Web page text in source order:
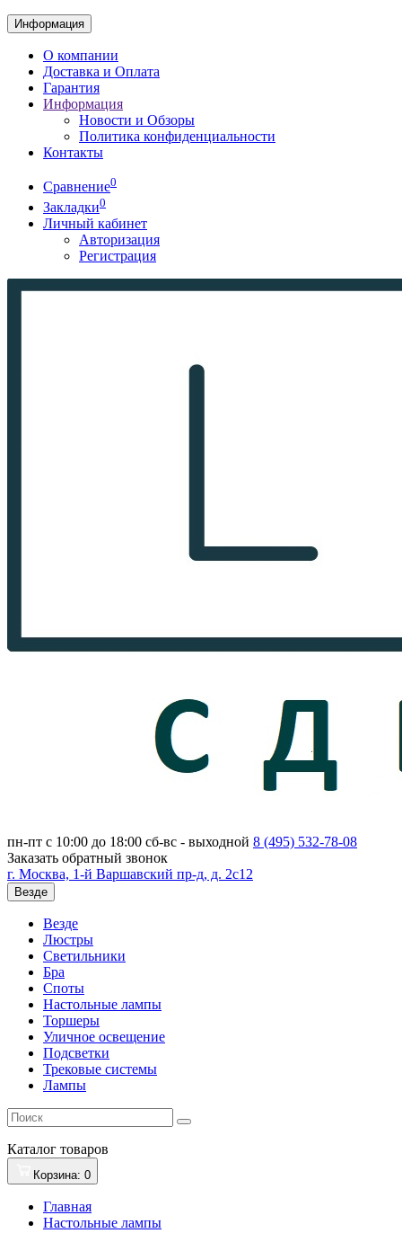
Информация
О компании
Доставка и Оплата
Гарантия
Информация
Новости и Обзоры
Политика конфиденциальности
Контакты
Сравнение0
Закладки0
Личный кабинет
Авторизация
Регистрация
пн-пт с 10:00 до 18:00 сб-вс - выходной 8 (495) 532-78-08
Заказать обратный звонок
г. Москва, 1-й Варшавский пр-д, д. 2с12
Везде
Везде
Люстры
Светильники
Бра
Споты
Настольные лампы
Торшеры
Уличное освещение
Подсветки
Трековые системы
Лампы
Каталог товаров
Корзина: 0
Главная
Настольные лампы